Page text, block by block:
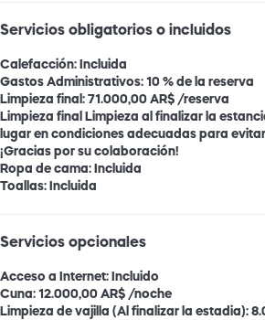
Servicios obligatorios o incluidos
Calefacción: Incluida
Gastos Administrativos: 10 % de la reserva
Limpieza final: 71.000,00 AR$ /reserva
Limpieza final
Limpieza al finalizar la
lugar en condiciones adecuadas para
¡Gracias por su colaboración!
Ropa de cama: Incluida
Toallas: Incluida
Servicios opcionales
Acceso a Internet: Incluido
Cuna: 12.000,00 AR$ /noche
Limpieza de vajilla (Al finalizar la estadia):